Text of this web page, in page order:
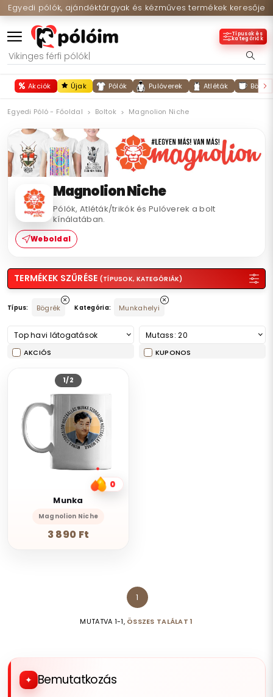
Egyedi pólók, ajándéktárgyak és kézműves termékek keresője
Típusok és
kategóriák
Akciók Újak Pólók Pulóverek Atléták
Egyedi Póló - Főoldal Boltok Magnolion Niche
Magnolion Niche
Pólók, Atléták/trikók és Pulóverek a bolt
kínálatában.
Weboldal
Bemutatkozás
TERMÉKEK SZŰRÉSE (TÍPUSOK, KATEGÓRIÁK)
Típus: Bögrék Kategória: Munkahelyi
Top havi látogatások Mutass: 20
AKCIÓS KUPONOS
1/2
0
Munka
Magnolion Niche
3 890 Ft
MUTATVA 1-1, ÖSSZES TALÁLAT 1
1